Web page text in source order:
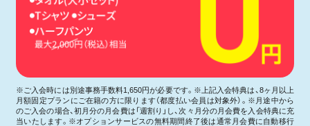
※ご入会時には別途事務手数料1,650円が必要です。※上記入会特典は、8ヶ月以上
月額固定プランにご在籍の方に限ります（都度払い会員は対象外）。※月途中から
のご入会の場合、初月分の月会費は「週割り」し、次々月分の月会費を入会特典に充
当いたします。※オプションサービスの無料期間終了後は通常月会費に自動移行